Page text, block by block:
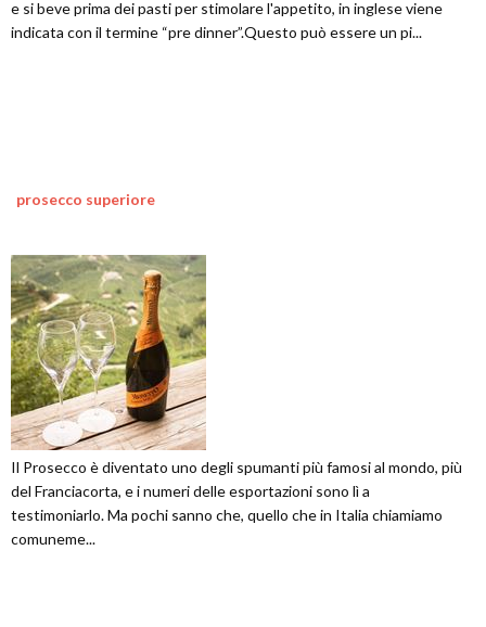
e si beve prima dei pasti per stimolare l'appetito, in inglese viene
indicata con il termine “pre dinner”.Questo può essere un pi...
prosecco superiore
Il Prosecco è diventato uno degli spumanti più famosi al mondo, più
del Franciacorta, e i numeri delle esportazioni sono lì a
testimoniarlo. Ma pochi sanno che, quello che in Italia chiamiamo
comuneme...